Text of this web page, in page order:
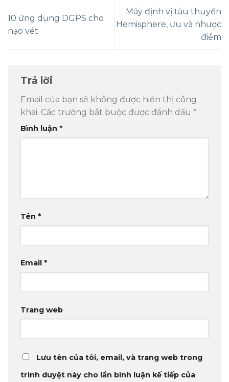
10 ứng dụng DGPS cho
nạo vét
Máy định vị tàu thuyền
Hemisphere, ưu và nhược
điểm
Trả lời
Email của bạn sẽ không được hiển thị công
khai. Các trường bắt buộc được đánh dấu *
Bình luận *
Tên *
Email *
Trang web
Lưu tên của tôi, email, và trang web trong
trình duyệt này cho lần bình luận kế tiếp của